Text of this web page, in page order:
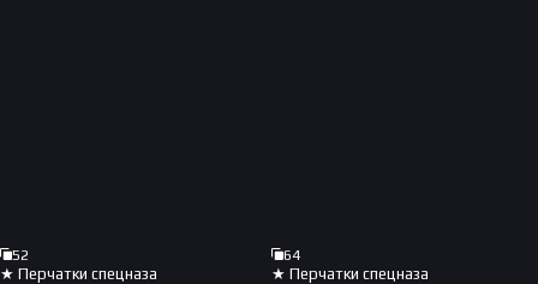
52
★ Перчатки спецназа
64
★ Перчатки спецназа